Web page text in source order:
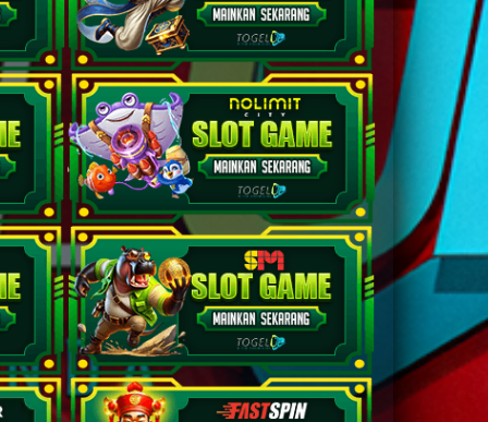
2D
39 (44-55-77-
05)
2D
41 (49-56-76-
06)
2D
42 (45-97-72-
47)
2D
43 (40-71-41-
21)
2D
44 (39-81-86-
31)
2D
45 (42-51-75-
01)
Wenang 2D
46 (48-64-73-
14)